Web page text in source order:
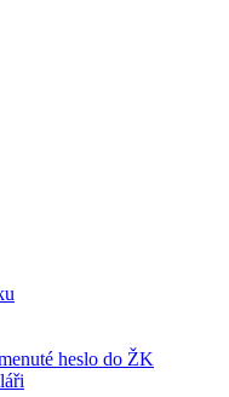
heslo do ŽK